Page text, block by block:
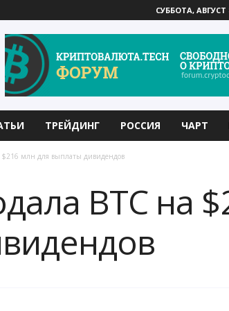
СУББОТА, АВГУСТ
ТРЕЙДИНГ РОССИЯ ЧАРТ
$216 млн для выплаты дивидендов
BTC на